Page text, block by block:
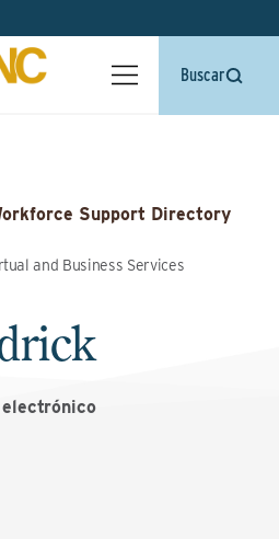
Buscar
Support Directory
and Business Services